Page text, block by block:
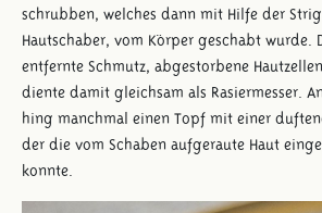
schrubben, welches dann mit Hilfe der
Hautschaber, vom Körper geschabt wurde.
entfernte Schmutz, abgestorbene
diente damit gleichsam als Rasiermesser.
hing manchmal einen Topf mit einer
der die vom Schaben aufgeraute Haut
konnte.